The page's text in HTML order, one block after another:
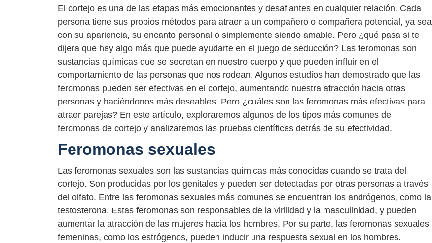
El cortejo es una de las etapas más emocionantes y desafiantes en cualquier relación. Cada
persona tiene sus propios métodos para atraer a un compañero o compañera potencial, ya sea
con su apariencia, su encanto personal o simplemente siendo amable. Pero ¿qué pasa si te
dijera que hay algo más que puede ayudarte en el juego de seducción? Las feromonas son
sustancias químicas que se secretan en nuestro cuerpo y que pueden influir en el
comportamiento de las personas que nos rodean. Algunos estudios han demostrado que las
feromonas pueden ser efectivas en el cortejo, aumentando nuestra atracción hacia otras
personas y haciéndonos más deseables. Pero ¿cuáles son las feromonas más efectivas para
atraer parejas? En este artículo, exploraremos algunos de los tipos más comunes de
feromonas de cortejo y analizaremos las pruebas científicas detrás de su efectividad.
Feromonas sexuales
Las feromonas sexuales son las sustancias químicas más conocidas cuando se trata del
cortejo. Son producidas por los genitales y pueden ser detectadas por otras personas a través
del olfato. Entre las feromonas sexuales más comunes se encuentran los andrógenos, como la
testosterona. Estas feromonas son responsables de la virilidad y la masculinidad, y pueden
aumentar la atracción de las mujeres hacia los hombres. Por su parte, las feromonas sexuales
femeninas, como los estrógenos, pueden inducir una respuesta sexual en los hombres.